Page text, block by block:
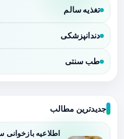
تغذیه سالم
دندانپزشکی
طب سنتی
جدیدترین مطالب